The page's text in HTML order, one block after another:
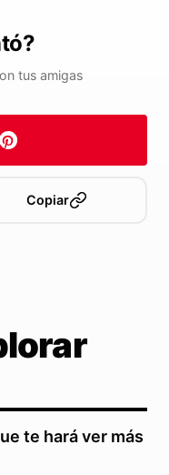
tus amigas
Copiar
te hará ver más